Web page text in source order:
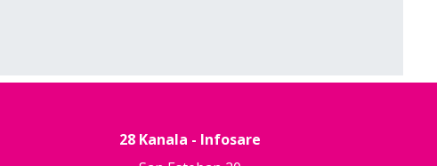
28 Kanala - Infosare